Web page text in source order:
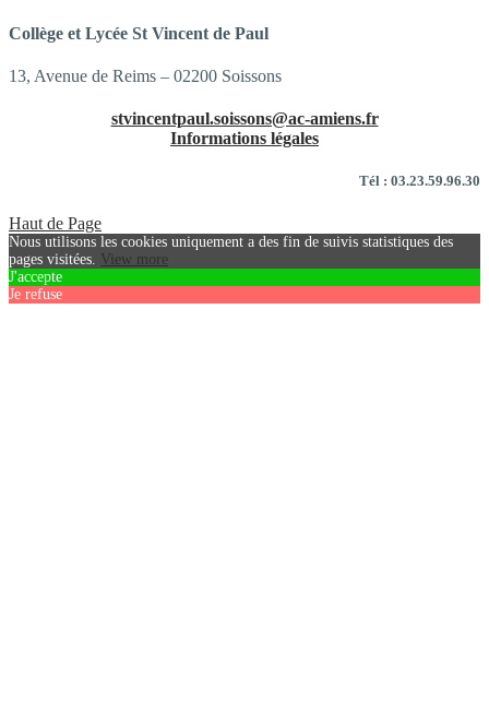
Collège et Lycée St Vincent de Paul
13, Avenue de Reims – 02200 Soissons
stvincentpaul.soissons@ac-amiens.fr
Informations légales
Tél : 03.23.59.96.30
Haut de Page
Nous utilisons les cookies uniquement a des fin de suivis statistiques des
pages visitées. View more
J'accepte
Je refuse